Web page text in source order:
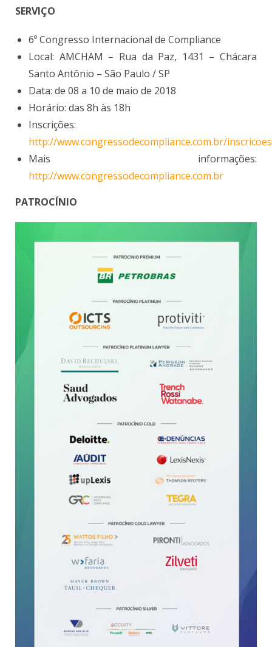
SERVIÇO
6º Congresso Internacional de Compliance
Local: AMCHAM – Rua da Paz, 1431 – Chácara
Santo Antônio – São Paulo / SP
Data: de 08 a 10 de maio de 2018
Horário: das 8h às 18h
Inscrições:
http://www.congressodecompliance.com.br/
Mais informações:
http://www.congressodecompliance.com.br
PATROCÍNIO